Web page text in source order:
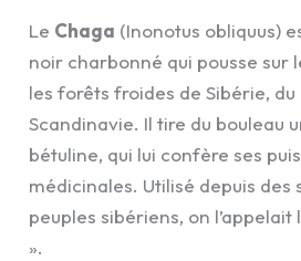
Le Chaga (Inonotus obliquus)
noir charbonné qui pousse sur
les forêts froides de Sibérie,
Scandinavie. Il tire du bouleau
bétuline, qui lui confère ses
médicinales. Utilisé depuis des
peuples sibériens, on l’appelait
».